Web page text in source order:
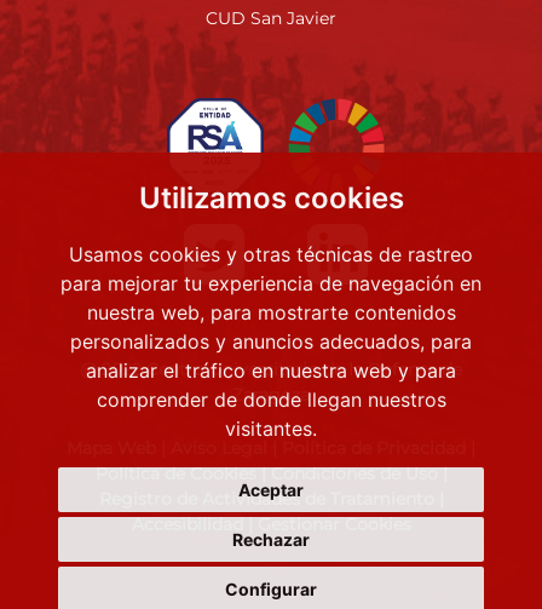
Utilizamos cookies
Usamos cookies y otras técnicas de rastreo
para mejorar tu experiencia de navegación en
nuestra web, para mostrarte contenidos
personalizados y anuncios adecuados, para
analizar el tráfico en nuestra web y para
comprender de donde llegan nuestros
visitantes.
Aceptar
Rechazar
Configurar
CUD San Javier
@ 2022 Centro Universitario de la Defensa de
Zaragoza
Política de Cookies|Condiciones de Uso|
Registro de Actividades de Tratamiento
Accesibilidad|Gestionar Cookies